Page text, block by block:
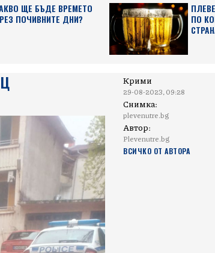
ЩЕ БЪДЕ ВРЕМЕТО
ПОЧИВНИТЕ ДНИ?
ПО
Крими
29-08-2023, 09:28
Снимка:
plevenutre.bg
Автор:
Plevenutre.bg
ВСИЧКО ОТ АВТОРА